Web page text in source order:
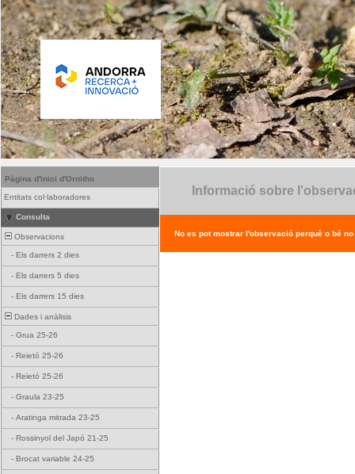
Pàgina d'inici d'Ornitho
Entitats col·laboradores
Consulta
Observacions
- Els darrers 2 dies
- Els darrers 5 dies
- Els darrers 15 dies
Dades i anàlisis
- Grua 25-26
- Reietó 25-26
- Reietó 25-26
- Graula 23-25
- Aratinga mitrada 23-25
- Rossinyol del Japó 21-25
- Brocat variable 24-25
Informació sobre
No es pot mostrar l'observació perquè o bé